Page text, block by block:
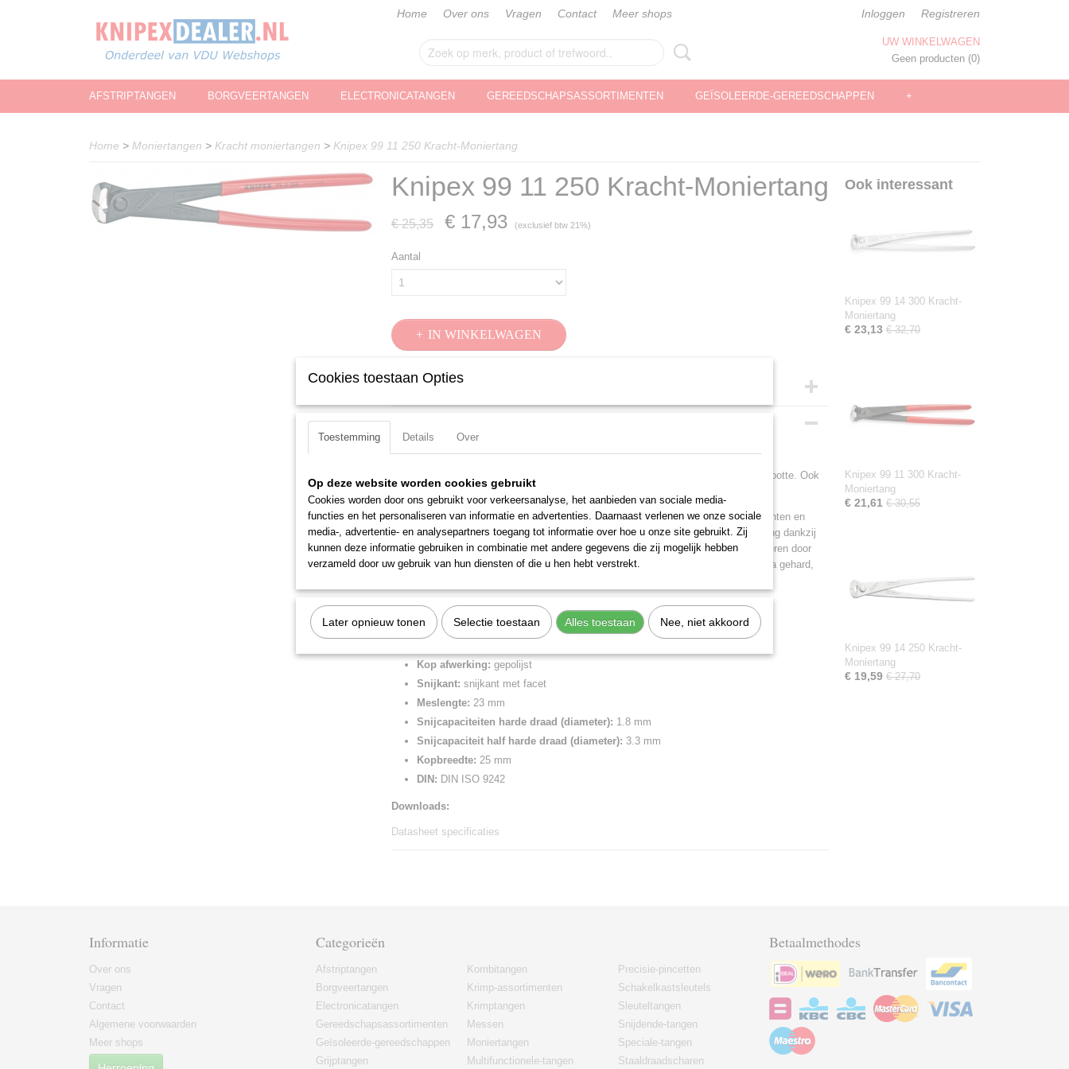
Home Over ons Vragen Contact Meer shops Inloggen Registreren
UW WINKELWAGEN
Geen producten (0)
AFSTRIPTANGEN BORGVEERTANGEN ELECTRONICATANGEN GEREEDSCHAPSASSORTIMENTEN GEÏSOLEERDE-GEREEDSCHAPPEN +
Home > Moniertangen > Kracht moniertangen > Knipex 99 11 250 Kracht-Moniertang
Knipex 99 11 250 Kracht-Moniertang
€ 25,35 € 17,93 (exclusief btw 21%)
Aantal
IN WINKELWAGEN
Specificaties
EAN code
Bruto gewicht
Afmetingen (l,b,h)
25 x 4,70 x 2,30 cm
25 % krachtbesparing in vergelijking met traditionele moniertangen van dezelfde grootte. Ook
om diepliggende ijzers door hun zeer slanke vorm te binden.
Om betonijzer met binddraad van de rol te bevestigen. Voor het een beweging vlechten en
knippen van dikker betonijzer. Bijzonder hoge snijcapaciteit bij lage krachtinspanning dankzij
de optimale krachtoverbrenging: makkerlijker werken. Ontlasting van pezen en spieren door
sterke demping van de terugslag na het doorknippen van de draad. Snijkanten extra gehard,
Lengte:250 mm
Tang afwerking:zwart geatramenteerd
Kop afwerking: gepolijst
Snijkant: snijkant met facet
Meslengte: 23 mm
Snijcapaciteiten harde draad (diameter): 1.8 mm
Snijcapaciteit half harde draad (diameter): 3.3 mm
Kopbreedte: 25 mm
DIN: DIN ISO 9242
Downloads:
Datasheet specificaties
Ook interessant
Knipex 99 14 300 Kracht-
Moniertang
€ 23,13 € 32,70
Knipex 99 11 300 Kracht-
Moniertang
€ 21,61 € 30,55
Knipex 99 14 250 Kracht-
Moniertang
€ 19,59 € 27,70
Informatie
Over ons
Vragen
Contact
Algemene voorwaarden
Meer shops
Categorieën
Afstriptangen
Borgveertangen
Electronicatangen
Gereedschapsassortimenten
Geïsoleerde-gereedschappen
Grijptangen
Kombitangen
Krimp-assortimenten
Krimptangen
Messen
Moniertangen
Multifunctionele-tangen
Precisie-pincetten
Schakelkastsleutels
Sleuteltangen
Snijdende-tangen
Speciale-tangen
Staaldraadscharen
Betaalmethodes
Cookies toestaan Opties
Toestemming Details Over
Op deze website worden cookies gebruikt
Cookies worden door ons gebruikt voor verkeersanalyse, het aanbieden van sociale media-
functies en het personaliseren van informatie en advertenties. Daarnaast verlenen we onze sociale
media-, advertentie- en analysepartners toegang tot informatie over hoe u onze site gebruikt. Zij
kunnen deze informatie gebruiken in combinatie met andere gegevens die zij mogelijk hebben
verzameld door uw gebruik van hun diensten of die u hen hebt verstrekt.
Later opnieuw tonen Selectie toestaan Alles toestaan Nee, niet akkoord